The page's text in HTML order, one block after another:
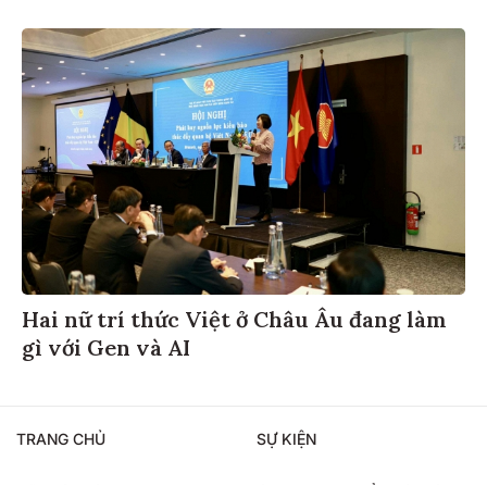
Hai nữ trí thức Việt ở Châu Âu đang làm
gì với Gen và AI
TRANG CHỦ SỰ KIỆN